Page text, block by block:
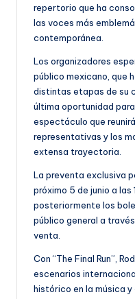
repertorio que ha
las voces más
contemporánea.
Los organizadores
público mexicano, que
distintas etapas de su
última oportunidad
espectáculo que
representativas y los
extensa trayectoria.
La preventa exclusiva
próximo 5 de junio a las
posteriormente los
público general a
venta.
Con “The Final Run”,
escenarios
histórico en la música